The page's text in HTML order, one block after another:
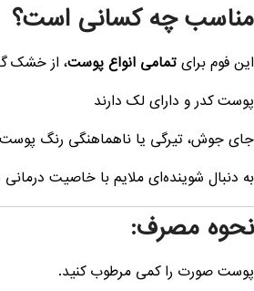
مناسب چه کسانی است؟
این فوم برای تمامی انواع پوست، از خشک
پوست کدر و دارای لک دارند
جای جوش، تیرگی یا ناهماهنگی رنگ پوست
به دنبال شوینده‌ای ملایم با خاصیت
نحوه مصرف:
پوست صورت را کمی مرطوب کنید.